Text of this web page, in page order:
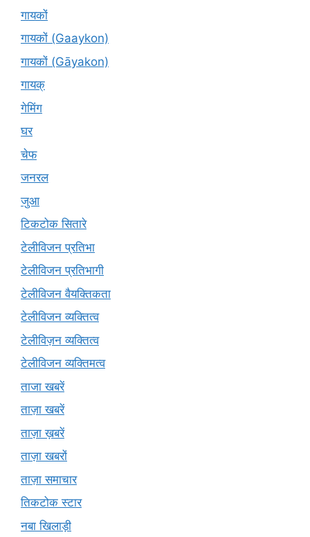
गायकों
गायकों (Gaaykon)
गायकों (Gāyakon)
गायक्
गेमिंग
घर
चेफ
जनरल
जुआ
टिकटोक सितारे
टेलीविजन प्रतिभा
टेलीविजन प्रतिभागी
टेलीविजन वैयक्तिकता
टेलीविजन व्यक्तित्व
टेलीविज़न व्यक्तित्व
टेलीविजन व्यक्तिमत्व
ताजा खबरें
ताज़ा खबरें
ताज़ा ख़बरें
ताज़ा खबरों
ताज़ा समाचार
तिकटोक स्टार
नबा खिलाड़ी